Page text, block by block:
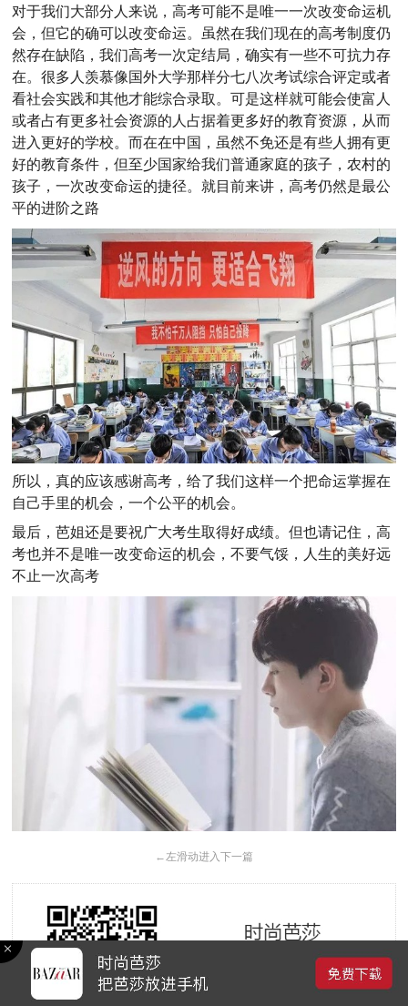
对于我们大部分人来说，高考可能不是唯一一次改变命运机
会，但它的确可以改变命运。虽然在我们现在的高考制度仍
然存在缺陷，我们高考一次定结局，确实有一些不可抗力存
在。很多人羡慕像国外大学那样分七八次考试综合评定或者
看社会实践和其他才能综合录取。可是这样就可能会使富人
或者占有更多社会资源的人占据着更多好的教育资源，从而
进入更好的学校。而在在中国，虽然不免还是有些人拥有更
好的教育条件，但至少国家给我们普通家庭的孩子，农村的
孩子，一次改变命运的捷径。就目前来讲，高考仍然是最公
平的进阶之路
所以，真的应该感谢高考，给了我们这样一个把命运掌握在
自己手里的机会，一个公平的机会。
最后，芭姐还是要祝广大考生取得好成绩。但也请记住，高
考也并不是唯一改变命运的机会，不要气馁，人生的美好远
不止一次高考
←左滑动进入下一篇